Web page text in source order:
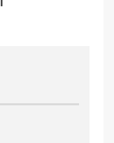
al Puerto
en mayo de